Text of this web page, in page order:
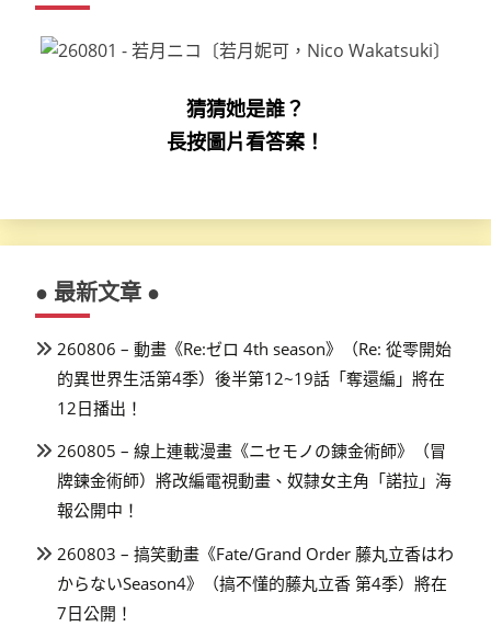
猜猜她是誰？
長按圖片看答案！
● 最新文章 ●
260806 – 動畫《Re:ゼロ 4th season》（Re: 從零開始
的異世界生活第4季）後半第12~19話「奪還編」將在
12日播出！
260805 – 線上連載漫畫《ニセモノの錬金術師》（冒
牌鍊金術師）將改編電視動畫、奴隸女主角「諾拉」海
報公開中！
260803 – 搞笑動畫《Fate/Grand Order 藤丸立香はわ
からないSeason4》（搞不懂的藤丸立香 第4季）將在
7日公開！